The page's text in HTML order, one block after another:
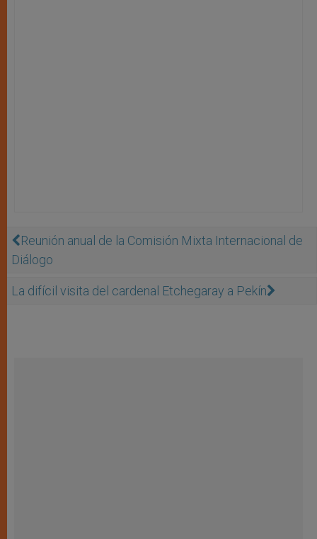
Reunión anual de la Comisión Mixta Internacional de
Diálogo
La difícil visita del cardenal Etchegaray a Pekín